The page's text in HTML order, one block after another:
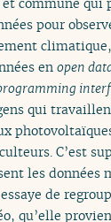
pour
enopen
qui
C’est
les données
de
qu’elle